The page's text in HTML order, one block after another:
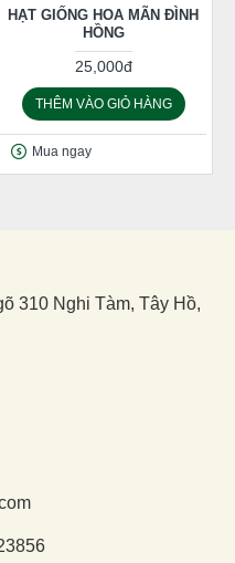
HẠT GIỐNG HOA MÃN ĐÌNH
HỒNG
25,000đ
THÊM VÀO GIỎ HÀNG
Mua ngay
310 Nghi Tàm, Tây Hồ,